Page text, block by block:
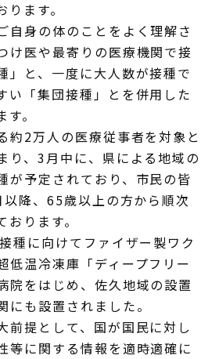
ます。
自身の体のことをよく理解さ
け医や最寄りの医療機関で接
」と、一度に大人数が接種で
い「集団接種」とを併用した
。
約2万人の医療従事者を対象と
り、3月中に、県による地域の
が予定されており、市民の皆
降、65歳以上の方から順次
ります。
種に向けてファイザー製ワク
低温冷凍庫「ディープフリー
院をはじめ、佐久地域の設置
にも設置されました。
前提として、国が国民に対し
等に関する情報を適時適確に